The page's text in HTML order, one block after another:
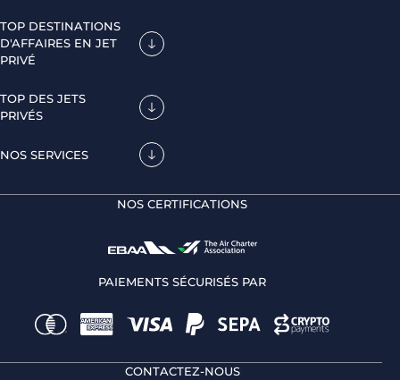
TOP DESTINATIONS
D'AFFAIRES EN JET
PRIVÉ
TOP DES JETS
PRIVÉS
NOS SERVICES
NOS CERTIFICATIONS
PAIEMENTS SÉCURISÉS PAR
CONTACTEZ-NOUS